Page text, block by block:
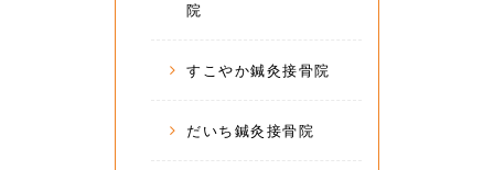
院
すこやか鍼灸接骨院
だいち鍼灸接骨院